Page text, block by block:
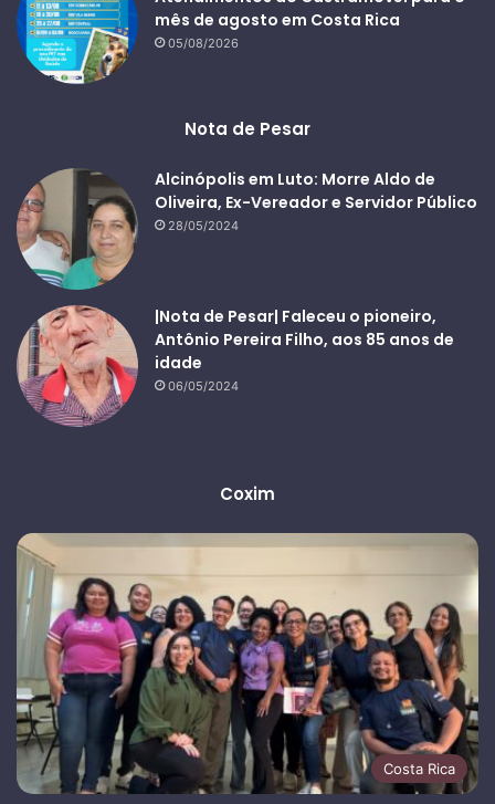
mês de agosto em Costa Rica
05/08/2026
Nota de Pesar
Alcinópolis em Luto: Morre Aldo de
Oliveira, Ex-Vereador e Servidor Público
28/05/2024
|Nota de Pesar| Faleceu o pioneiro,
Antônio Pereira Filho, aos 85 anos de
idade
06/05/2024
Coxim
Costa Rica